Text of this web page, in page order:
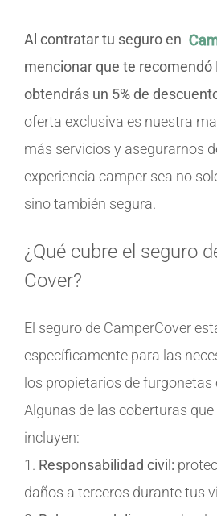
Al contratar tu seguro en
mencionar que te recomendó
obtendrás un 5% de
oferta exclusiva es nuestra
más servicios y asegurarnos
experiencia camper sea no
sino también segura.
¿Qué cubre el seguro
Cover?
El seguro de CamperCover
específicamente para las
los propietarios de
Algunas de las coberturas
incluyen:
1. Responsabilidad civil:
daños a terceros durante tus